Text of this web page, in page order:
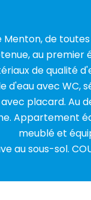
Menton, de
au
de
d'eau avec WC,
placard. Au
Appartement
meublé et
au sous-sol.